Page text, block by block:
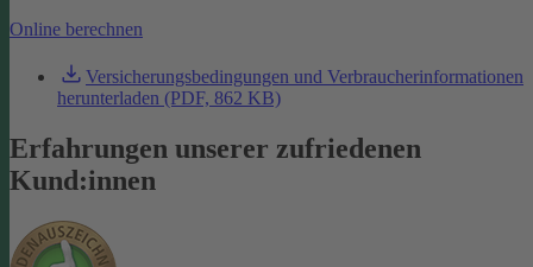
Online berechnen
Versicherungsbedingungen und Verbraucherinformationen
herunterladen (PDF, 862 KB)
Erfahrungen unserer zufriedenen
Kund:innen